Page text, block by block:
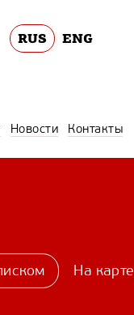
RUS ENG
Новости Контакты
На карте